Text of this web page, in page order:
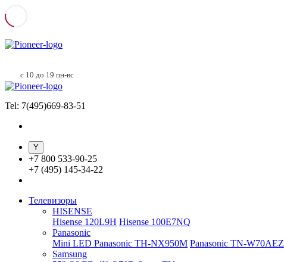
с 10 до 19 пн-вс
Tel: 7(495)669-83-51
+7 800 533-90-25
+7 (495) 145-34-22
Телевизоры
HISENSE
Hisense 120L9H Hisense 100E7NQ
Panasonic
Mini LED Panasonic TH-NX950M Panasonic TN-W70AEZ
Samsung